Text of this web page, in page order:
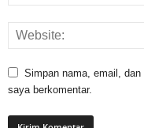
Simpan nama, email,
saya berkomentar.